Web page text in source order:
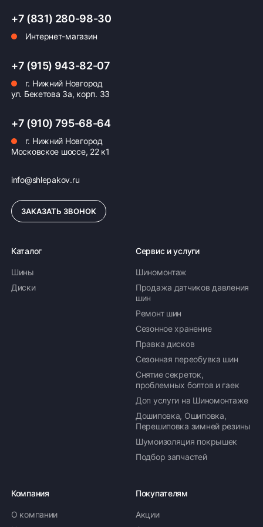
Возможна картой, наличными при получении,
также доступно оформление кредита и
формирование счёта для Юр.Лица
ПОДРОБНЕЕ ОБ ОПЛАТЕ
+7 (831) 280-98-30
Интернет-магазин
+7 (915) 943-82-07
г. Нижний Новгород
ул. Бекетова 3а, корп. 33
+7 (910) 795-68-64
г. Нижний Новгород
Московское шоссе, 22 к1
info@shlepakov.ru
ЗАКАЗАТЬ ЗВОНОК
Каталог
Шины
Диски
Сервис и услуги
Шиномонтаж
Продажа датчиков давления
шин
Ремонт шин
Сезонное хранение
Правка дисков
Сезонная переобувка шин
Снятие секреток,
проблемных болтов и гаек
Доп услуги на Шиномонтаже
Дошиповка, Ошиповка,
Перешиповка зимней резины
Шумоизоляция покрышек
Подбор запчастей
Компания
О компании
Покупателям
Акции